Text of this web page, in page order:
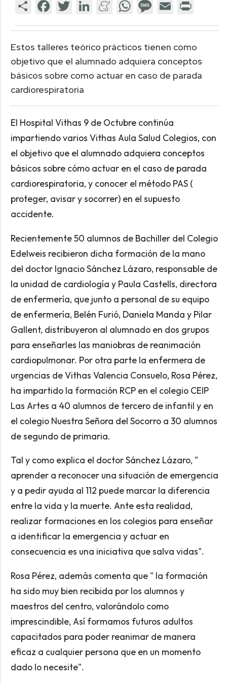
Estos talleres teórico prácticos tienen como
objetivo que el alumnado adquiera conceptos
básicos sobre como actuar en caso de parada
cardiorespiratoria
El Hospital Vithas 9 de Octubre continúa
impartiendo varios Vithas Aula Salud Colegios, con
el objetivo que el alumnado adquiera conceptos
básicos sobre cómo actuar en el caso de parada
cardiorespiratoria, y conocer el método PAS (
proteger, avisar y socorrer) en el supuesto
accidente.
Recientemente 50 alumnos de Bachiller del Colegio
Edelweis recibieron dicha formación de la mano
del doctor Ignacio Sánchez Lázaro, responsable de
la unidad de cardiología y Paula Castells, directora
de enfermería, que junto a personal de su equipo
de enfermería, Belén Furió, Daniela Manda y Pilar
Gallent, distribuyeron al alumnado en dos grupos
para enseñarles las maniobras de reanimación
cardiopulmonar. Por otra parte la enfermera de
urgencias de Vithas Valencia Consuelo, Rosa Pérez,
ha impartido la formación RCP en el colegio CEIP
Las Artes a 40 alumnos de tercero de infantil y en
el colegio Nuestra Señora del Socorro a 30 alumnos
de segundo de primaria.
Tal y como explica el doctor Sánchez Lázaro, "
aprender a reconocer una situación de emergencia
y a pedir ayuda al 112 puede marcar la diferencia
entre la vida y la muerte. Ante esta realidad,
realizar formaciones en los colegios para enseñar
a identificar la emergencia y actuar en
consecuencia es una iniciativa que salva vidas".
Rosa Pérez, además comenta que " la formación
ha sido muy bien recibida por los alumnos y
maestros del centro, valorándolo como
imprescindible, Así formamos futuros adultos
capacitados para poder reanimar de manera
eficaz a cualquier persona que en un momento
dado lo necesite".